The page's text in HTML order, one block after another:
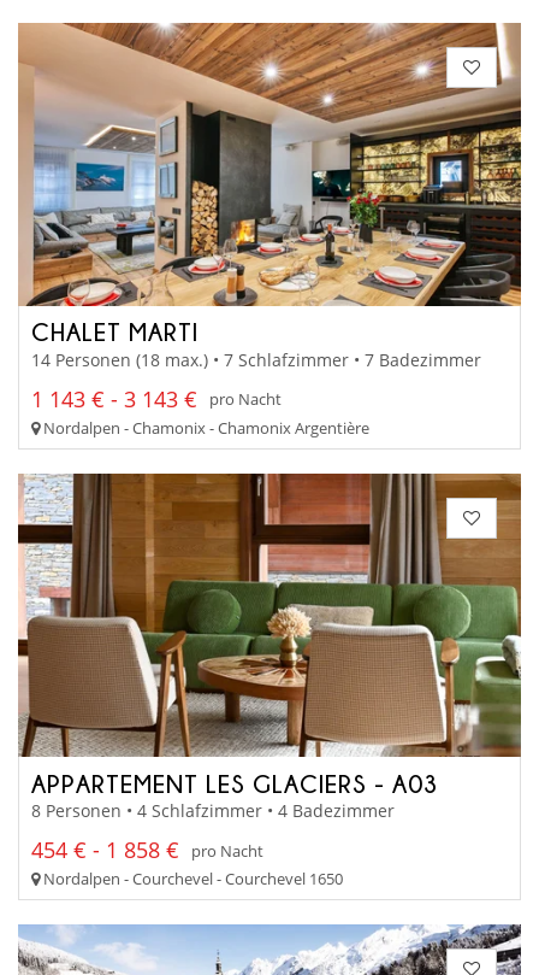
CHALET MARTI
14 Personen (18 max.) • 7 Schlafzimmer • 7 Badezimmer
1 143 € - 3 143 €
pro Nacht
Nordalpen - Chamonix - Chamonix Argentière
APPARTEMENT LES GLACIERS - A03
8 Personen • 4 Schlafzimmer • 4 Badezimmer
454 € - 1 858 €
pro Nacht
Nordalpen - Courchevel - Courchevel 1650